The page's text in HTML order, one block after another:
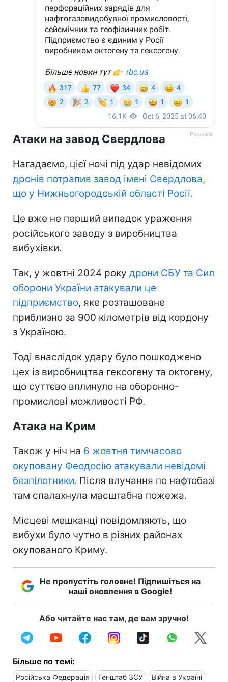
Атаки на завод Свердлова
Нагадаємо, цієї ночі під удар невідомих
дронів потрапив завод імені Свердлова,
що у Нижньогородській області Росії.
Це вже не перший випадок ураження
російського заводу з виробництва
вибухівки.
Так, у жовтні 2024 року дрони СБУ та Сил
оборони України атакували це
підприємство, яке розташоване
приблизно за 900 кілометрів від кордону
з Україною.
Тоді внаслідок удару було пошкоджено
цех із виробництва гексогену та октогену,
що суттєво вплинуло на оборонно-
промислові можливості РФ.
Атака на Крим
Також у ніч на 6 жовтня тимчасово
окуповану Феодосію атакували невідомі
безпілотники. Після влучання по нафтобазі
там спалахнула масштабна пожежа.
Місцеві мешканці повідомляють, що
вибухи було чутно в різних районах
окупованого Криму.
Не пропустіть головне! Підпишіться на
наші оновлення в Google!
Або читайте нас там, де вам зручно!
Більше по темі:
Російська Федерація Генштаб ЗСУ Війна в Україні